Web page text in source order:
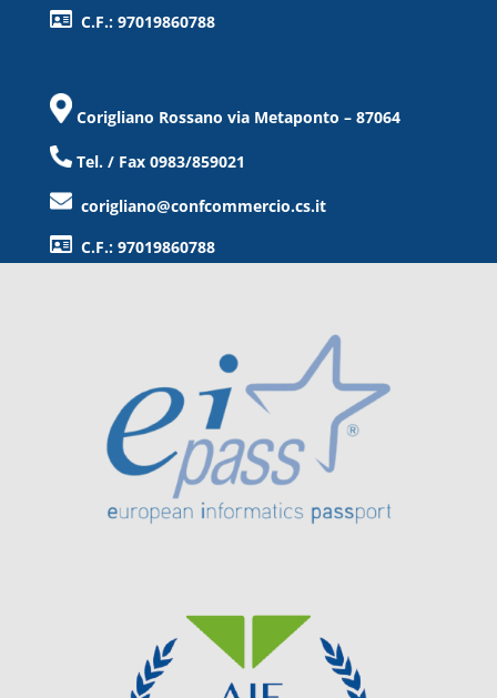
C.F.: 97019860788
Corigliano Rossano via Metaponto – 87064
Tel. / Fax 0983/859021
corigliano@confcommercio.cs.it
C.F.: 97019860788